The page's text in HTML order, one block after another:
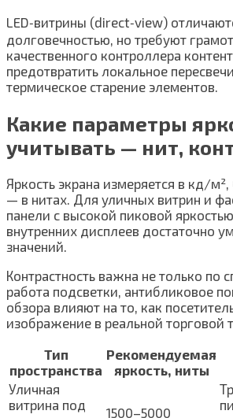
LED‑витрины (direct‑view)
долговечностью, но требуют
качественного контроллера
предотвратить локальное
термическое старение элементов.
Какие параметры
учитывать — нит,
Яркость экрана измеряется в кд/
— в нитах. Для уличных витрин и
панели с высокой пиковой
внутренних дисплеев достаточно
значений.
Контрастность важна не только по
работа подсветки, антибликовое
обзора влияют на то, как
изображение в реальной торговой
Тип
пространства
Рекомендуемая
яркость, ниты
Уличная
витрина под
1500–5000